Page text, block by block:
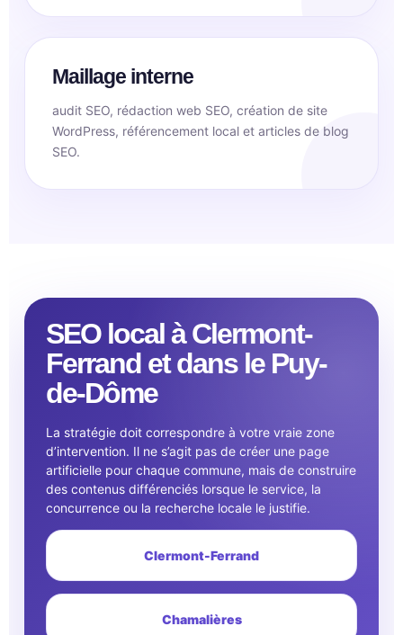
Maillage interne
audit SEO, rédaction web SEO, création de site
WordPress, référencement local et articles de blog
SEO.
SEO local à Clermont-
Ferrand et dans le Puy-
de-Dôme
La stratégie doit correspondre à votre vraie zone
d’intervention. Il ne s’agit pas de créer une page
artificielle pour chaque commune, mais de construire
des contenus différenciés lorsque le service, la
concurrence ou la recherche locale le justifie.
Clermont-Ferrand
Chamalières